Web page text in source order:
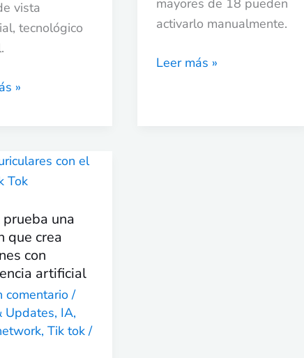
vista
tecnológico
»
activarlo manualmente.
Leer más »
prueba una
que crea
con
artificial
comentario /
Updates, IA,
, Tik tok/